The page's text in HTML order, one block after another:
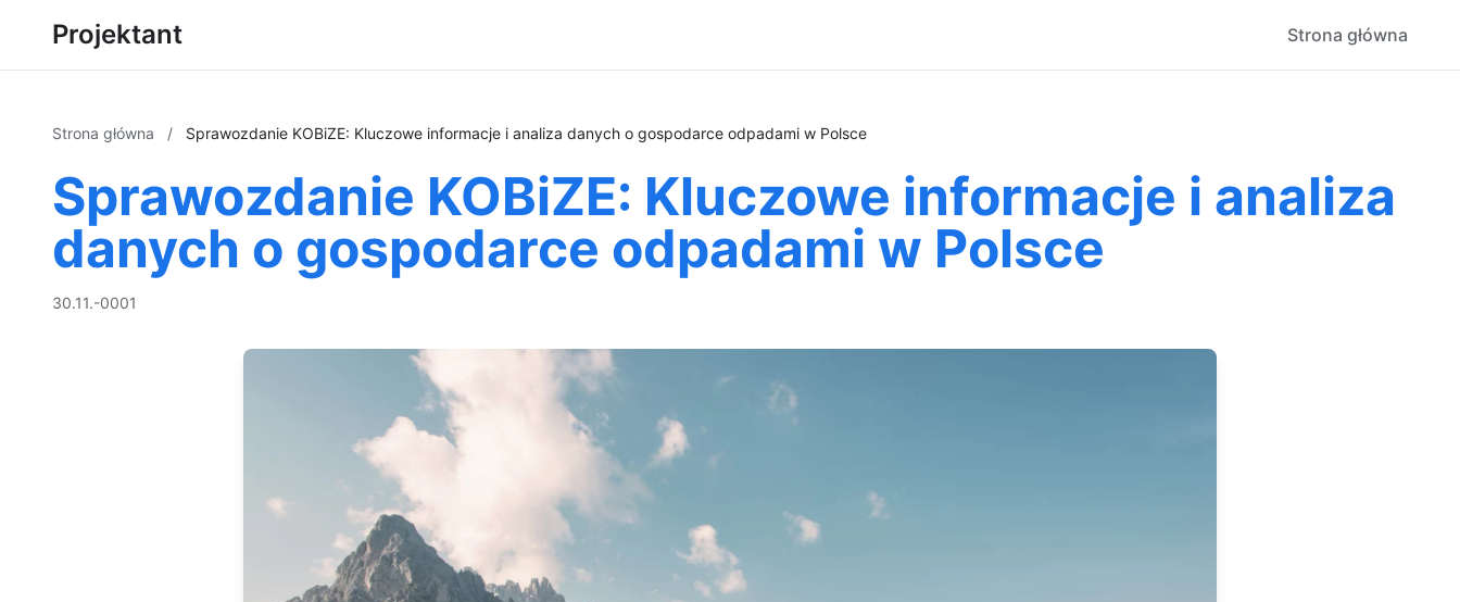
Projektant Strona główna
Strona główna / Sprawozdanie KOBiZE: Kluczowe informacje i analiza danych o gospodarce odpadami w Polsce
Sprawozdanie KOBiZE: Kluczowe informacje i analiza
danych o gospodarce odpadami w Polsce
30.11.-0001